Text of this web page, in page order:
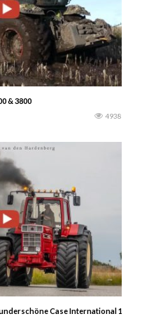
& 3800
4938
Case International 1455 XL,